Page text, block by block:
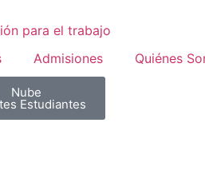
Admisiones Quiénes
Nube
Estudiantes